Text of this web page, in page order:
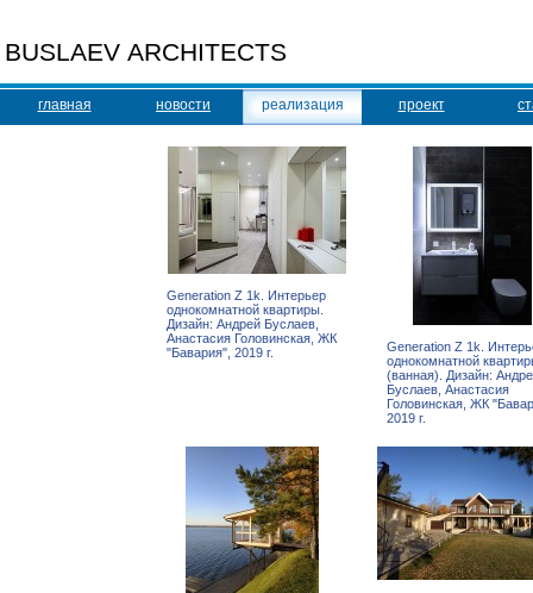
BUSLAEV ARCHITECTS
главная новости реализация проект
Generation Z 1k. Интерьер
однокомнатной квартиры.
Дизайн: Андрей Буслаев,
Анастасия Головинская, ЖК
"Бавария", 2019 г.
Generation Z 1k.
однокомнатной
(ванная). Дизайн:
Буслаев, Анастасия
Головинская, ЖК
2019 г.